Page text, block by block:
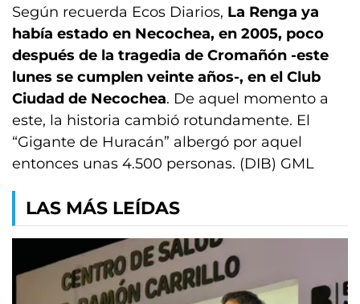
Según recuerda Ecos Diarios, La Renga ya
había estado en Necochea, en 2005, poco
después de la tragedia de Cromañón -este
lunes se cumplen veinte años-, en el Club
Ciudad de Necochea. De aquel momento a
este, la historia cambió rotundamente. El
“Gigante de Huracán” albergó por aquel
entonces unas 4.500 personas. (DIB) GML
LAS MÁS LEÍDAS